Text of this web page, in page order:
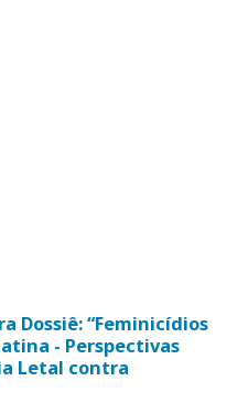
Dossiê: “Feminicídios
- Perspectivas
Letal contra